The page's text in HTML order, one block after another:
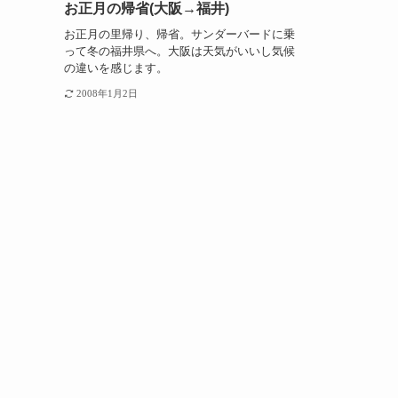
お正月の帰省(大阪→福井)
お正月の里帰り、帰省。サンダーバードに乗
って冬の福井県へ。大阪は天気がいいし気候
の違いを感じます。
2008年1月2日